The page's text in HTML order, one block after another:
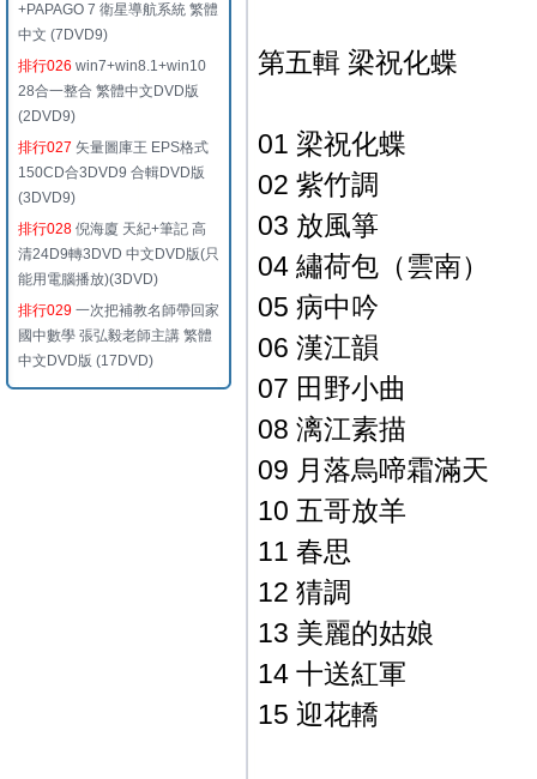
+PAPAGO 7 衛星導航系統 繁體
中文 (7DVD9)
排行026 win7+win8.1+win10
28合一整合 繁體中文DVD版
(2DVD9)
排行027 矢量圖庫王 EPS格式
150CD合3DVD9 合輯DVD版
(3DVD9)
排行028 倪海廈 天紀+筆記 高
清24D9轉3DVD 中文DVD版(只
能用電腦播放)(3DVD)
排行029 一次把補教名師帶回家
國中數學 張弘毅老師主講 繁體
中文DVD版 (17DVD)
第五輯 梁祝化蝶
01 梁祝化蝶
02 紫竹調
03 放風箏
04 繡荷包（雲南）
05 病中吟
06 漢江韻
07 田野小曲
08 漓江素描
09 月落烏啼霜滿天
10 五哥放羊
11 春思
12 猜調
13 美麗的姑娘
14 十送紅軍
15 迎花轎